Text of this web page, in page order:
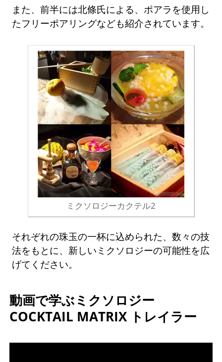
また、前半には北條氏による、ポアラを使用し
たフリーポアリングなども紹介されています。
ミクソロジーカクテル2
それぞれの珠玉の一杯に込められた、数々の技
法をもとに、新しいミクソロジーの可能性を広
げてください。
動画で学ぶミクソロジー
COCKTAIL MATRIX トレイラー